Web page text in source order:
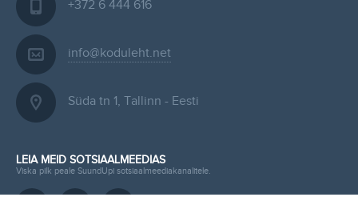
+372 6 444 616
info@koduleht.net
Süda tn 1, Tallinn - Eesti
LEIA MEID SOTSIAALMEEDIAS
Viska pilk peale SuundUpi sotsiaalmeediakanalitele.